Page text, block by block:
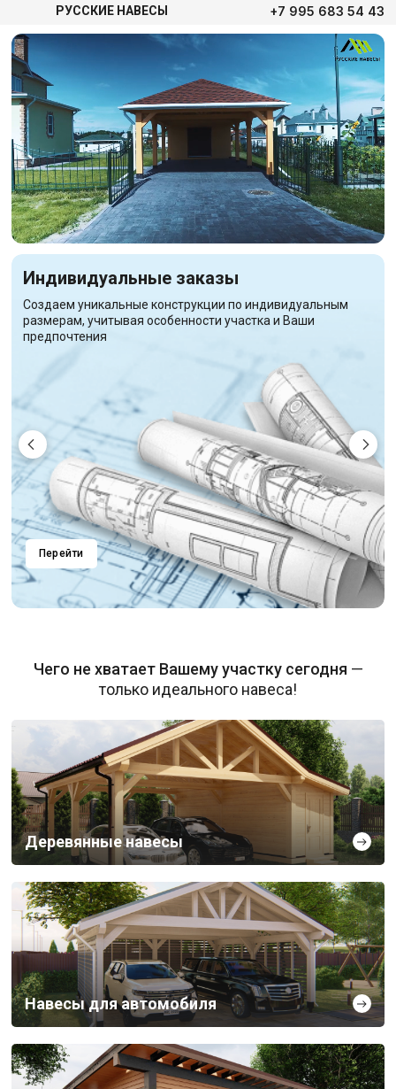
РУССКИЕ НАВЕСЫ +7 995 683 54 43
Индивидуальные заказы
Создаем уникальные конструкции по индивидуальным
размерам, учитывая особенности участка и Ваши
предпочтения
Перейти
Чего не хватает Вашему участку сегодня —
только идеального навеса!
Деревянные навесы
Навесы для автомобиля